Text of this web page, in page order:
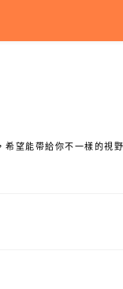
望能帶給你不一樣的視